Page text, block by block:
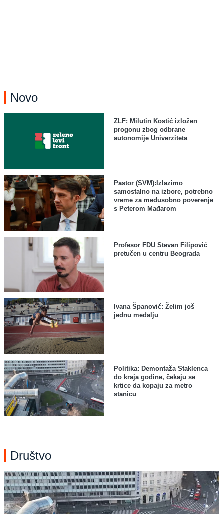
Novo
ZLF: Milutin Kostić izložen
progonu zbog odbrane
autonomije Univerziteta
Pastor (SVM):Izlazimo
samostalno na izbore, potrebno
vreme za međusobno poverenje
s Peterom Mađarom
Profesor FDU Stevan Filipović
pretučen u centru Beograda
Ivana Španović: Želim još
jednu medalju
Politika: Demontaža Staklenca
do kraja godine, čekaju se
krtice da kopaju za metro
stanicu
Društvo